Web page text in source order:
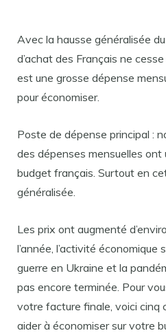
Avec la hausse généralisée
d’achat des Français ne
est une grosse dépense
pour économiser.
Poste de dépense principal :
des dépenses mensuelles ont
budget français. Surtout en
généralisée.
Les prix ont augmenté
l’année, l’activité
guerre en Ukraine et la
pas encore terminée. Pour
votre facture finale, voici cinq
aider à économiser sur votre